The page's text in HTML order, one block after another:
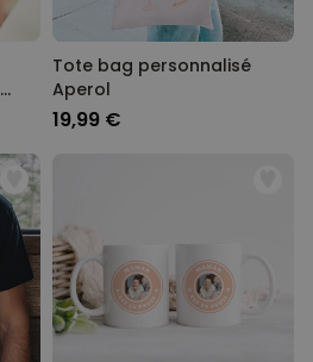
Tote bag personnalisé
Aperol
19,99 €